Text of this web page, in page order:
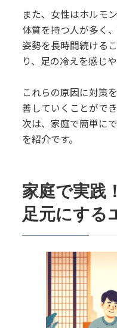
また、女性はホルモ
体質を持つ人が多く
姿勢を長時間続ける
り、足の冷えを感じ
これらの原因に対策
善していくことができ
次は、家庭で簡単に
を紹介です。
家庭で実践
足元にする